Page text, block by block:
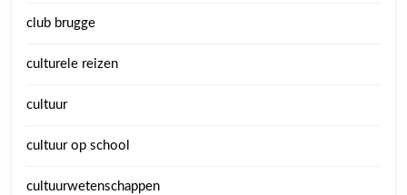
club brugge
culturele reizen
cultuur
cultuur op school
cultuurwetenschappen